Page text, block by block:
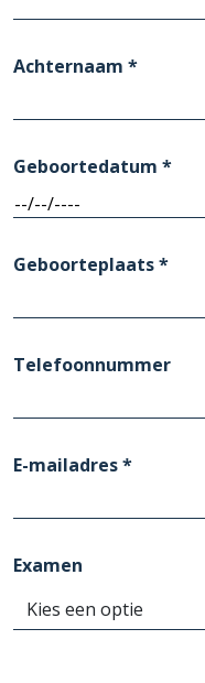
Achternaam *
Geboortedatum *
Geboorteplaats *
Telefoonnummer
E-mailadres *
Examen